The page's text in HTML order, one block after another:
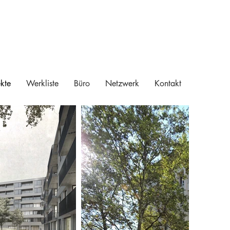
Werkliste Büro Netzwerk Kontakt